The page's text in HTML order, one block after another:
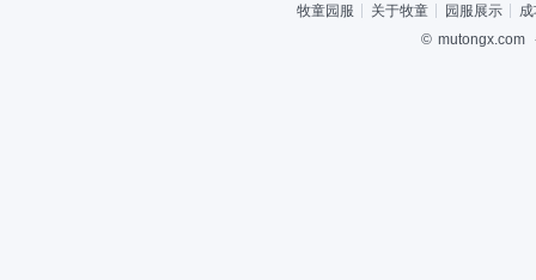
牧童园服 关于牧童 园服展示
© mutongx.com